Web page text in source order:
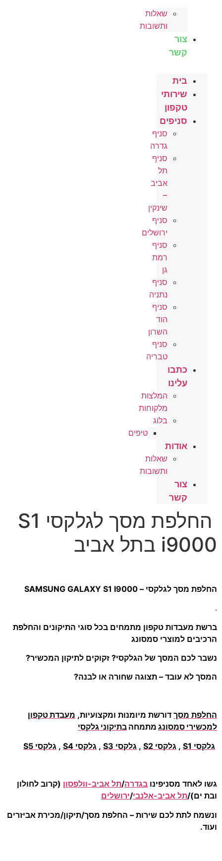
שאלות
ותשובות
צור
קשר
בית
שירותי
טקפון
סניפים
סניף
גדרה
סניף
תל
אביב
–
שינקין
סניף
ירושלים
סניף
רמת
גן
סניף
נתניה
סניף
הוד
השרון
סניף
טבריה
כתבו
עלינו
המלצות
מלקוחות
בלוג
טיפים
אודות
שאלות
ותשובות
צור
קשר
החלפת מסך לגלקסי S1
i9000 בתל אביב
החלפת מסך לגלקסי – SAMSUNG GALAXY S1 I9000
.
ברשת מעבדות טקפון מתמחים בכל סוגי התיקונים והחלפת
הרכיבים למוצרי סמסונג
נשבר לכם המסך של הגלקסי? זקוקים לתיקון המכשיר?
המסך לא עובד – תצוגה שחורה או לבנה?
החלפת מסך דורשת מיומנות ומקצועיות, מעבדת טקפון
למכשירי סמסונג מתמחה בתיקוני גלקסי
גלקסי S1
, גלקסי S2 , גלקסי S3 , גלקסי S4 , גלקסי S5
גשו לאחד מסניפינו בגדרה/תל אביב-וולפסון (קרוב לחולון
ובת ים)/תל אביב-אלנבי/ירושלים
ונשמח לתת לכם שירות – החלפת מסך/תיקון/מכירת אביזרים
ועוד.